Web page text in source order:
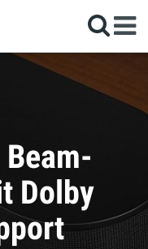
News
neuen
bald?